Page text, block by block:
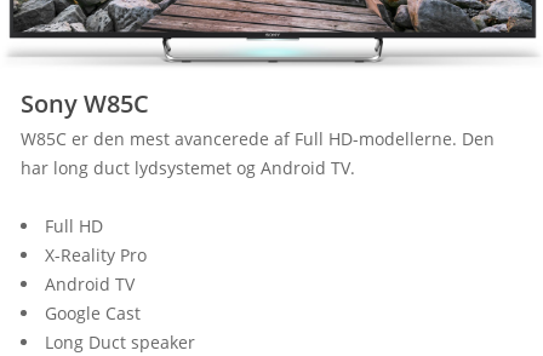
Sony W85C
W85C er den mest avancerede af Full HD-modellerne. Den
har long duct lydsystemet og Android TV.
Full HD
X-Reality Pro
Android TV
Google Cast
Long Duct speaker